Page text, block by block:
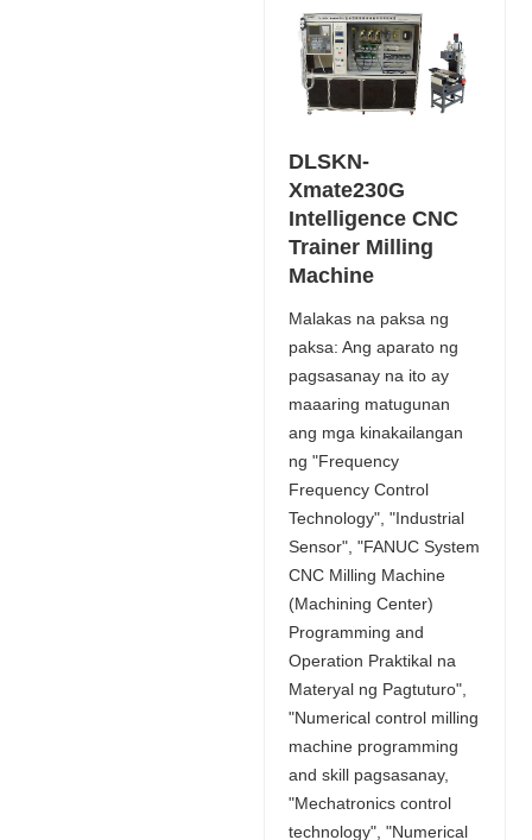
DLSKN-
Xmate230G
Intelligence CNC
Trainer Milling
Machine
Malakas na paksa ng
paksa: Ang aparato ng
pagsasanay na ito ay
maaaring matugunan
ang mga kinakailangan
ng "Frequency
Frequency Control
Technology", "Industrial
Sensor", "FANUC System
CNC Milling Machine
(Machining Center)
Programming and
Operation Praktikal na
Materyal ng Pagtuturo",
"Numerical control milling
machine programming
and skill pagsasanay,
"Mechatronics control
technology", "Numerical